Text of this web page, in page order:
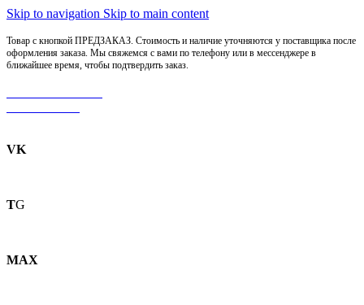
Skip to navigation Skip to main content
Товар с кнопкой ПРЕДЗАКАЗ. Стоимость и наличие уточняются у поставщика после
оформления заказа. Мы свяжемся с вами по телефону или в мессенджере в
ближайшее время, чтобы подтвердить заказ.
VK
TG
MAX